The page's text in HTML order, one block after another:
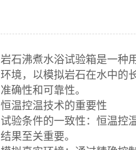
岩石沸煮水浴试验箱是一种
环境，以模拟岩石在水中的
准确性和可靠性。
恒温控温技术的重要性
试验条件的一致性：恒温控
结果至关重要。